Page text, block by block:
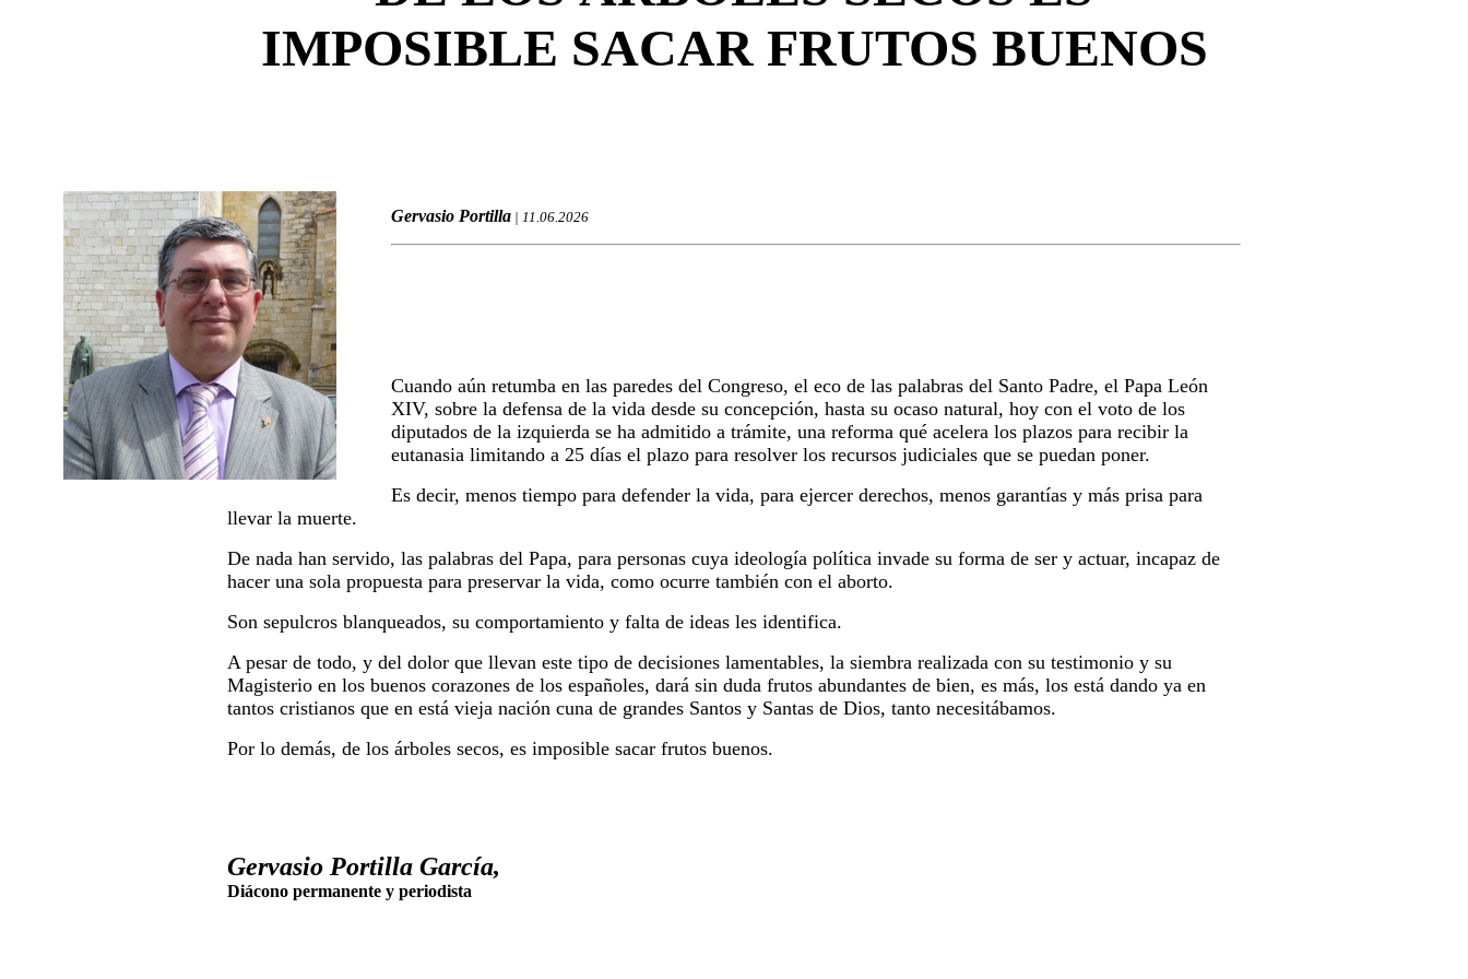
IMPOSIBLE SACAR FRUTOS BUENOS
Gervasio Portilla | 11.06.2026
Cuando aún retumba en las paredes del Congreso, el eco de las palabras del Santo Padre, el Papa León
XIV, sobre la defensa de la vida desde su concepción, hasta su ocaso natural, hoy con el voto de los
diputados de la izquierda se ha admitido a trámite, una reforma qué acelera los plazos para recibir la
eutanasia limitando a 25 días el plazo para resolver los recursos judiciales que se puedan poner.
Es decir, menos tiempo para defender la vida, para ejercer derechos, menos garantías y más prisa para
llevar la muerte.
De nada han servido, las palabras del Papa, para personas cuya ideología política invade su forma de ser y actuar, incapaz de
hacer una sola propuesta para preservar la vida, como ocurre también con el aborto.
Son sepulcros blanqueados, su comportamiento y falta de ideas les identifica.
A pesar de todo, y del dolor que llevan este tipo de decisiones lamentables, la siembra realizada con su testimonio y su
Magisterio en los buenos corazones de los españoles, dará sin duda frutos abundantes de bien, es más, los está dando ya en
tantos cristianos que en está vieja nación cuna de grandes Santos y Santas de Dios, tanto necesitábamos.
Por lo demás, de los árboles secos, es imposible sacar frutos buenos.
Gervasio Portilla García,
Diácono permanente y periodista